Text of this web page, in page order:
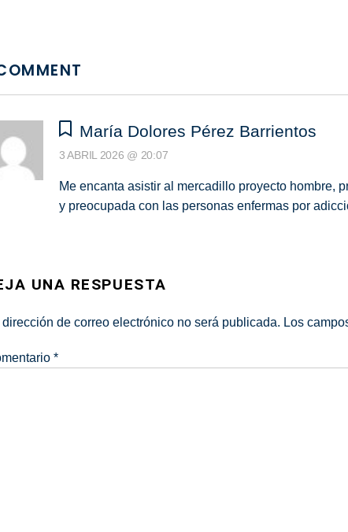
María Dolores Pérez Barrientos
3 ABRIL 2026 @ 20:07
Me encanta asistir al mercadillo proyecto hombre,
y preocupada con las personas enfermas por
UNA RESPUESTA
dirección de correo electrónico no será publicada. Los
*